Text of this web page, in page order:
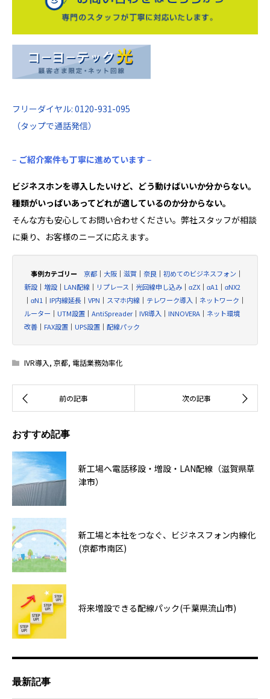
フリーダイヤル: 0120-931-095
（タップで通話発信）
– ご紹介案件も丁寧に進めています –
ビジネスホンを導入したいけど、どう動けばいいか分からない。
種類がいっぱいあってどれが適しているのか分からない。
そんな方も安心してお問い合わせください。弊社スタッフが相談
に乗り、お客様のニーズに応えます。
事例カテゴリー 京都 ｜ 大阪 ｜ 滋賀 ｜ 奈良 ｜ 初めてのビジネスフォン ｜
新設 ｜ 増設 ｜ LAN配線 ｜ リプレース ｜ 光回線申し込み ｜ αZX ｜ αA1 ｜ αNX2
｜ αN1 ｜ IP内線延長 ｜ VPN ｜ スマホ内線 ｜ テレワーク導入 ｜ ネットワーク ｜
ルーター ｜ UTM設置 ｜ AntiSpreader｜ IVR導入 ｜ INNOVERA ｜ ネット環境
改善 ｜ FAX設置 ｜ UPS設置 ｜ 配線パック
IVR導入, 京都, 電話業務効率化
おすすめ記事
新工場へ電話移設・増設・LAN配線（滋賀県草
津市）
新工場と本社をつなぐ、ビジネスフォン内線化
(京都市南区)
将来増設できる配線パック(千葉県流山市)
最新記事